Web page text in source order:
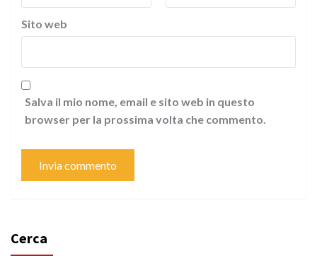
Sito web
Salva il mio nome, email e sito web in questo
browser per la prossima volta che commento.
Cerca